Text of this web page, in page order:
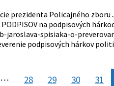
prezidenta Policajného zboru
na podpisových
spisiaka-o-
podpisových hárkov
⋯ 28 29 30 31